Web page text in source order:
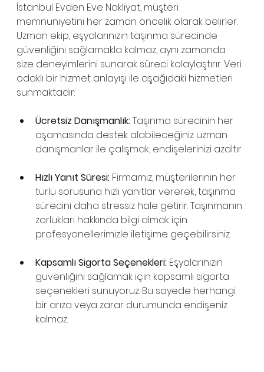
İstanbul Evden Eve Nakliyat, müşteri
memnuniyetini her zaman öncelik olarak belirler.
Uzman ekip, eşyalarınızın taşınma sürecinde
güvenliğini sağlamakla kalmaz, aynı zamanda
size deneyimlerini sunarak süreci kolaylaştırır. Veri
odaklı bir hizmet anlayışı ile aşağıdaki hizmetleri
sunmaktadır:
Ücretsiz Danışmanlık: Taşınma sürecinin her
aşamasında destek alabileceğiniz uzman
danışmanlar ile çalışmak, endişelerinizi azaltır.
Hızlı Yanıt Süresi: Firmamız, müşterilerinin her
türlü sorusuna hızlı yanıtlar vererek, taşınma
sürecini daha stressiz hale getirir. Taşınmanın
zorlukları hakkında bilgi almak için
profesyonellerimizle iletişime geçebilirsiniz.
Kapsamlı Sigorta Seçenekleri: Eşyalarınızın
güvenliğini sağlamak için kapsamlı sigorta
seçenekleri sunuyoruz. Bu sayede herhangi
bir arıza veya zarar durumunda endişeniz
kalmaz.